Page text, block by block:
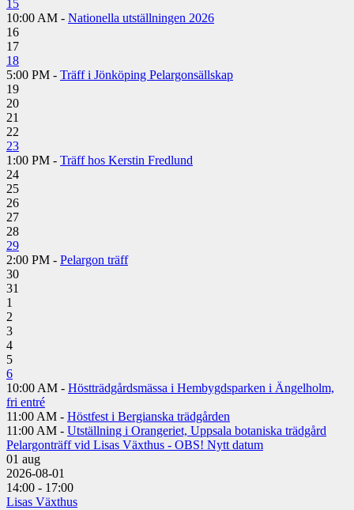
15
10:00 AM - Nationella utställningen 2026
16
17
18
5:00 PM - Träff i Jönköping Pelargonsällskap
19
20
21
22
23
1:00 PM - Träff hos Kerstin Fredlund
24
25
26
27
28
29
2:00 PM - Pelargon träff
30
31
1
2
3
4
5
6
10:00 AM - Höstträdgårdsmässa i Hembygdsparken i Ängelholm,
fri entré
11:00 AM - Höstfest i Bergianska trädgården
11:00 AM - Utställning i Orangeriet, Uppsala botaniska trädgård
Pelargonträff vid Lisas Växthus - OBS! Nytt datum
01 aug
2026-08-01
14:00 - 17:00
Lisas Växthus